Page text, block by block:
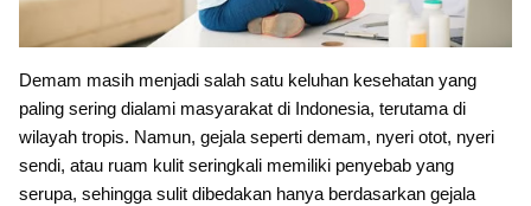
Demam masih menjadi salah satu keluhan kesehatan yang
paling sering dialami masyarakat di Indonesia, terutama di
wilayah tropis. Namun, gejala seperti demam, nyeri otot, nyeri
sendi, atau ruam kulit seringkali memiliki penyebab yang
serupa, sehingga sulit dibedakan hanya berdasarkan gejala